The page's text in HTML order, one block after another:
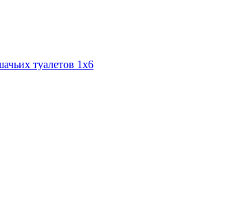
туалетов 1х6